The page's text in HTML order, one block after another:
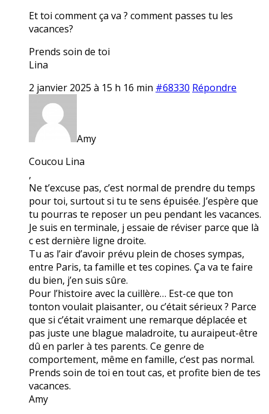
Et toi comment ça va ? comment passes tu les
vacances?
Prends soin de toi
Lina
2 janvier 2025 à 15 h 16 min #68330 Répondre
Amy
Coucou Lina
,
Ne t’excuse pas, c’est normal de prendre du temps
pour toi, surtout si tu te sens épuisée. J’espère que
tu pourras te reposer un peu pendant les vacances.
Je suis en terminale, j essaie de réviser parce que là
c est dernière ligne droite.
Tu as l’air d’avoir prévu plein de choses sympas,
entre Paris, ta famille et tes copines. Ça va te faire
du bien, j’en suis sûre.
Pour l’histoire avec la cuillère… Est-ce que ton
tonton voulait plaisanter, ou c’était sérieux ? Parce
que si c’était vraiment une remarque déplacée et
pas juste une blague maladroite, tu auraipeut-être
dû en parler à tes parents. Ce genre de
comportement, même en famille, c’est pas normal.
Prends soin de toi en tout cas, et profite bien de tes
vacances.
Amy